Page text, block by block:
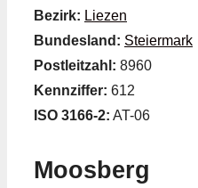
Bezirk: Liezen
Bundesland: Steiermark
Postleitzahl: 8960
Kennziffer: 612
ISO 3166-2: AT-06
Moosberg